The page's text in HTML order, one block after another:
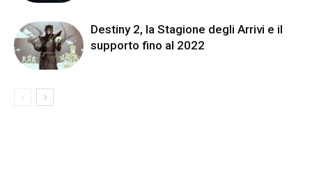
Destiny 2, la Stagione degli Arrivi e il
supporto fino al 2022